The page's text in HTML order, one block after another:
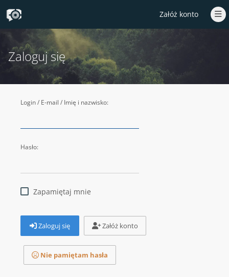
Załóż konto
Zaloguj się
Login / E-mail / Imię i nazwisko:
Hasło:
Zapamiętaj mnie
Zaloguj się Załóż konto
Nie pamiętam hasła